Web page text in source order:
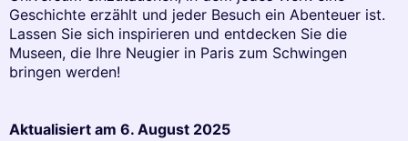
Geschichte erzählt und jeder Besuch ein Abenteuer ist.
Lassen Sie sich inspirieren und entdecken Sie die
Museen, die Ihre Neugier in Paris zum Schwingen
bringen werden!
Aktualisiert am 6. August 2025